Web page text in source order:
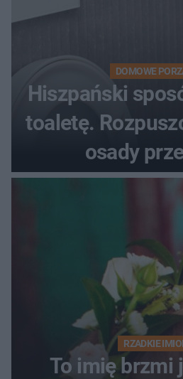
DOMOWE
Hiszpański
toaletę.
osady
RZADKIE
To imię brzmi